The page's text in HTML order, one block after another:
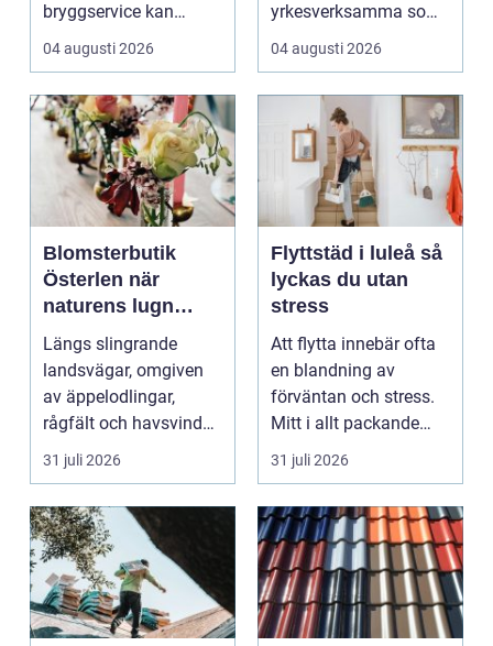
bryggservice kan
förvan...
04 augusti 2026
yrkesverksamma som
vill ha ett rent hem
04 augusti 2026
Blomsterbutik
Österlen när
naturens lugn
möter kreativt
hantverk
Längs slingrande
landsvägar, omgiven
av äppelodlingar,
rågfält och havsvindar,
har
blomsterhantverke...
31 juli 2026
Flyttstäd i luleå så
lyckas du utan
stress
Att flytta innebär ofta
en blandning av
förväntan och stress.
Mitt i allt packande
och planerande dy...
31 juli 2026